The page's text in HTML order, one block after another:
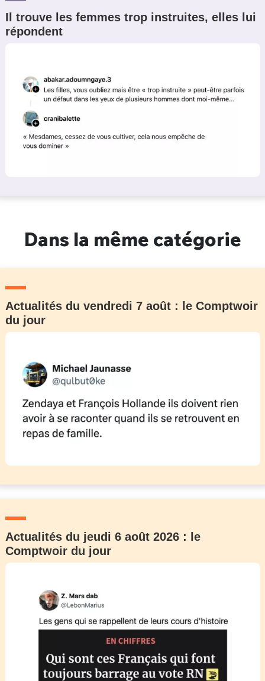
Il trouve les femmes trop instruites, elles lui
répondent
Dans la même catégorie
Actualités du vendredi 7 août : le Comptwoir
du jour
Actualités du jeudi 6 août 2026 : le
Comptwoir du jour